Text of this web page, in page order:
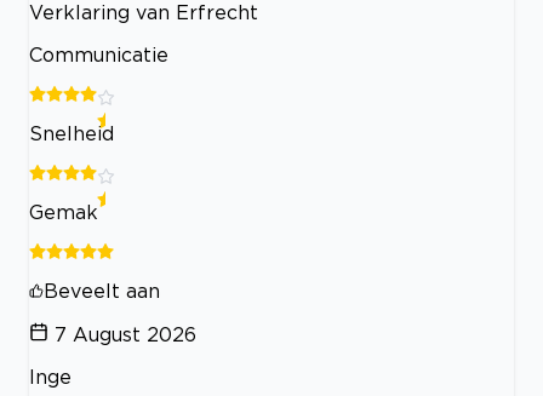
Verklaring van Erfrecht
Communicatie
Snelheid
Gemak
Beveelt aan
7 August 2026
Inge